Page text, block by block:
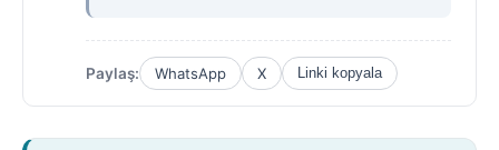
Paylaş: WhatsApp X Linki kopyala